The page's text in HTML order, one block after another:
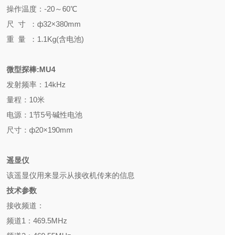
操作温度：-20～60℃
尺 寸 ：ф32×380mm
重 量 ： 1.1Kg(含电池)
微型探棒:MU4
发射频率：14kHz
量程：10米
电源：1节5号碱性电池
尺寸：ф20×190mm
遥显仪
该遥显仪用来显示从接收机传来的信息
技术参数
接收频道：
频道1：469.5MHz